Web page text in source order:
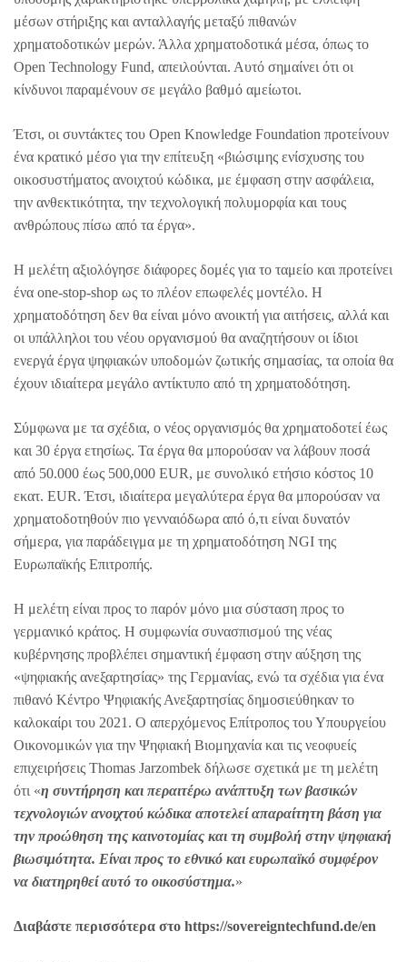
μέσων στήριξης και ανταλλαγής μεταξύ πιθανών
χρηματοδοτικών μερών. Άλλα χρηματοδοτικά μέσα, όπως το
Open Technology Fund, απειλούνται. Αυτό σημαίνει ότι οι
κίνδυνοι παραμένουν σε μεγάλο βαθμό αμείωτοι.
Έτσι, οι συντάκτες του Open Knowledge Foundation προτείνουν
ένα κρατικό μέσο για την επίτευξη «βιώσιμης ενίσχυσης του
οικοσυστήματος ανοιχτού κώδικα, με έμφαση στην ασφάλεια,
την ανθεκτικότητα, την τεχνολογική πολυμορφία και τους
ανθρώπους πίσω από τα έργα».
Η μελέτη αξιολόγησε διάφορες δομές για το ταμείο και προτείνει
ένα one-stop-shop ως το πλέον επωφελές μοντέλο. Η
χρηματοδότηση δεν θα είναι μόνο ανοικτή για αιτήσεις, αλλά και
οι υπάλληλοι του νέου οργανισμού θα αναζητήσουν οι ίδιοι
ενεργά έργα ψηφιακών υποδομών ζωτικής σημασίας, τα οποία θα
έχουν ιδιαίτερα μεγάλο αντίκτυπο από τη χρηματοδότηση.
Σύμφωνα με τα σχέδια, ο νέος οργανισμός θα χρηματοδοτεί έως
και 30 έργα ετησίως. Τα έργα θα μπορούσαν να λάβουν ποσά
από 50.000 έως 500,000 EUR, με συνολικό ετήσιο κόστος 10
εκατ. EUR. Έτσι, ιδιαίτερα μεγαλύτερα έργα θα μπορούσαν να
χρηματοδοτηθούν πιο γενναιόδωρα από ό,τι είναι δυνατόν
σήμερα, για παράδειγμα με τη χρηματοδότηση NGI της
Ευρωπαϊκής Επιτροπής.
Η μελέτη είναι προς το παρόν μόνο μια σύσταση προς το
γερμανικό κράτος. Η συμφωνία συνασπισμού της νέας
κυβέρνησης προβλέπει σημαντική έμφαση στην αύξηση της
«ψηφιακής ανεξαρτησίας» της Γερμανίας, ενώ τα σχέδια για ένα
πιθανό Κέντρο Ψηφιακής Ανεξαρτησίας δημοσιεύθηκαν το
καλοκαίρι του 2021. Ο απερχόμενος Επίτροπος του Υπουργείου
Οικονομικών για την Ψηφιακή Βιομηχανία και τις νεοφυείς
επιχειρήσεις Thomas Jarzombek δήλωσε σχετικά με τη μελέτη
ότι «η συντήρηση και περαιτέρω ανάπτυξη των βασικών
τεχνολογιών ανοιχτού κώδικα αποτελεί απαραίτητη βάση για
την προώθηση της καινοτομίας και τη συμβολή στην ψηφιακή
βιωσιμότητα. Είναι προς το εθνικό και ευρωπαϊκό συμφέρον
να διατηρηθεί αυτό το οικοσύστημα.»
Διαβάστε περισσότερα στο https://sovereigntechfund.de/en